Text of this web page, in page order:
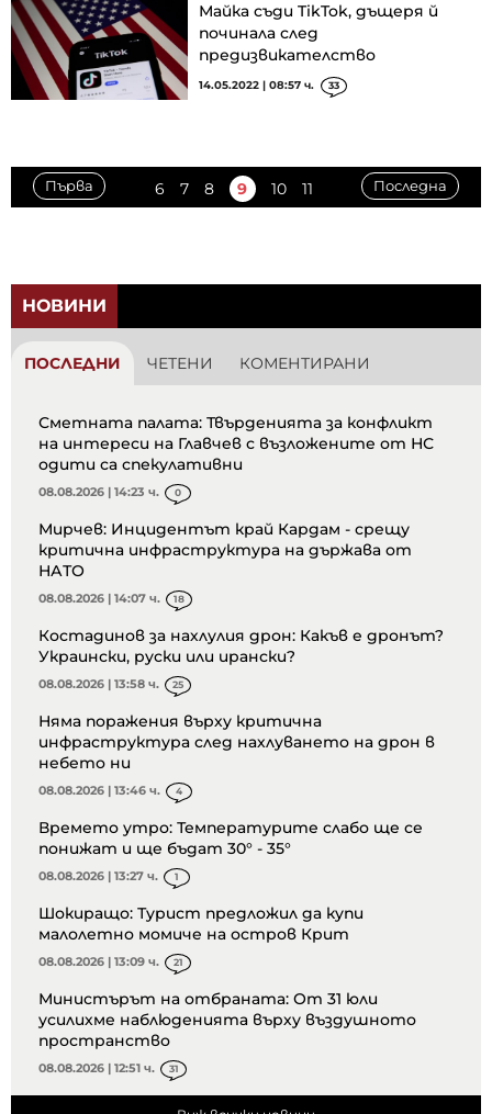
Майка съди TikTok, дъщеря й
починала след
предизвикателство
14.05.2022 | 08:57 ч. 33
Първа 6 7 8 9 10 11 Последна
НОВИНИ
ПОСЛЕДНИ ЧЕТЕНИ КОМЕНТИРАНИ
Сметната палата: Твърденията за конфликт
на интереси на Главчев с възложените от НС
одити са спекулативни
08.08.2026 | 14:23 ч. 0
Мирчев: Инцидентът край Кардам - срещу
критична инфраструктура на държава от
НАТО
08.08.2026 | 14:07 ч. 18
Костадинов за нахлулия дрон: Какъв е дронът?
Украински, руски или ирански?
08.08.2026 | 13:58 ч. 25
Няма поражения върху критична
инфраструктура след нахлуването на дрон в
небето ни
08.08.2026 | 13:46 ч. 4
Времето утро: Температурите слабо ще се
понижат и ще бъдат 30° - 35°
08.08.2026 | 13:27 ч. 1
Шокиращо: Турист предложил да купи
малолетно момиче на остров Крит
08.08.2026 | 13:09 ч. 21
Министърът на отбраната: От 31 юли
усилихме наблюденията върху въздушното
пространство
08.08.2026 | 12:51 ч. 31